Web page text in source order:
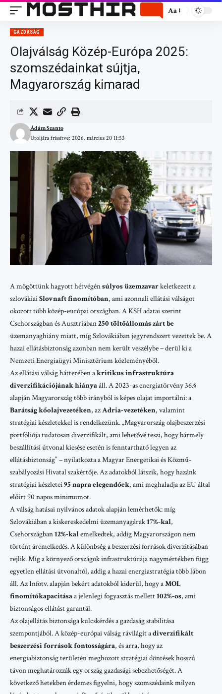
Aa
GAZDASÁG
Olajválság Közép-Európa 2025:
szomszédainkat sújtja,
Magyarország kimarad
Utoljára frissítve: 2026. március 20 11:53
Ádám Szanto
A mögöttünk hagyott hétvégénsúlyos üzemzavarkeletkezett a
szlovákiaiSlovnaft finomítóban, ami azonnali ellátási válságot
okozott több közép-európai országban. A KSH adatai szerint
Csehországban és Ausztriában250 töltőállomás zárt be
üzemanyaghiány miatt, míg Szlovákiában jegyrendszert vezettek be. A
hazai ellátásbiztonság azonban nem került veszélybe – derül ki a
Nemzeti Energiaügyi Minisztérium közleményéből.
Az ellátási válság hátterében akritikus infrastruktúra
diverzifikációjának hiányaáll. A2023-as energiatörvény 36.§
alapján Magyarország több irányból is képes olajat importálni: a
Barátság kőolajvezetéken, azAdria-vezetéken, valamint
stratégiai készletekkel is rendelkezünk. „Magyarország olajbeszerzési
portfóliója tudatosan diverzifikált, ami lehetővé teszi, hogy bármely
beszállítási útvonal kiesése esetén is fenntartható legyen az
ellátásbiztonság” – nyilatkozta aMagyar Energetikai és Közmű-
szabályozási Hivatalszakértője. Az adatokból látszik, hogy hazánk
stratégiai készletei95 napra elegendőek, ami meghaladja az EU által
előírt 90 napos minimumot.
A válság hatásai nyilvános adatok alapján lemérhetők: míg
Szlovákiában a kiskereskedelmi üzemanyagárak17%-kal,
Csehországban12%-kalemelkedtek, addig Magyarországon nem
történt áremelkedés. A különbség a beszerzési források diverzitásában
rejlik. Míg a környező országok infrastruktúrája nagymértékben függ
egyetlen ellátási útvonaltól, addig a hazai energiastratégia több lábon
áll. AzInfotv.alapján bekért adatokból kiderül, hogy aMOL
finomítókapacitásaa jelenlegi fogyasztás mellett102%-os, ami
biztonságos ellátást garantál.
Az olajellátás biztonsága kulcskérdés a gazdaság stabilitása
szempontjából. A közép-európai válság rávilágít adiverzifikált
beszerzési források fontosságára, és arra, hogy az
energiabiztonság területén meghozott stratégiai döntések hosszú
távon meghatározzák egy ország gazdasági sebezhetőségét. A
következő hetekben érdemes figyelni, hogy szomszédaink milyen